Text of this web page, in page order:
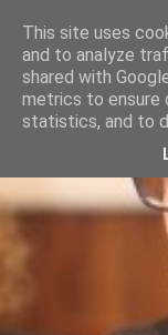
This site uses
and to analyze
shared with
metrics to ensure
statistics, and to